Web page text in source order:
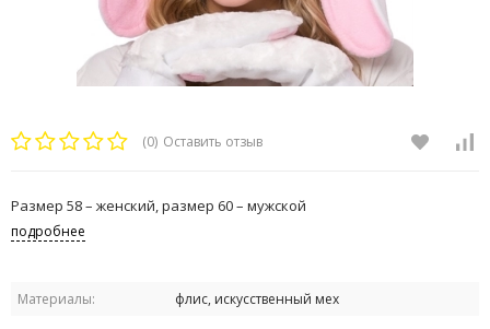
(0) Оставить отзыв
Размер 58 – женский, размер 60 – мужской
подробнее
Материалы: флис, искусственный мех